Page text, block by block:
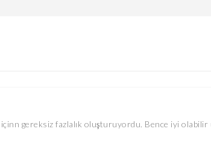
gereksiz fazlalık oluşturuyordu. Bence iyi olabilir